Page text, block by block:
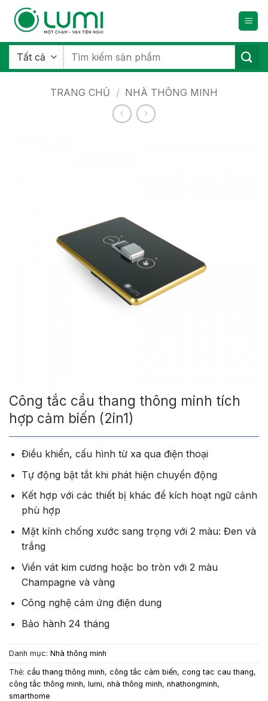
qua
dung
Tìm
TRANG CHỦ / NHÀ THÔNG MINH
Công tắc cầu thang thông minh tích
hợp cảm biến (2in1)
Điều khiển, cấu hình từ xa qua điện thoại
Tự động bật tắt khi phát hiện chuyển động
Kết hợp với các thiết bị khác để kích hoạt ngữ cảnh
phù hợp
Mặt kính chống xước sang trọng với 2 màu: Đen và
trắng
Viền vát kim cương hoặc bo tròn với 2 màu
Champagne và vàng
Công nghệ cảm ứng điện dung
Bảo hành 24 tháng
Danh mục: Nhà thông minh
Thẻ: cầu thang thông minh, công tắc cảm biến, cong tac cau thang,
công tắc thông minh, lumi, nhà thông minh, nhathongminh,
smarthome